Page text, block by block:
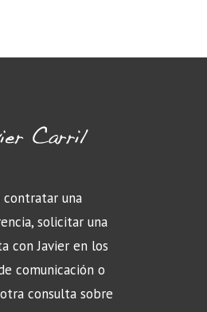
contratar una
solicitar una
con Javier en los
comunicación o
consulta sobre